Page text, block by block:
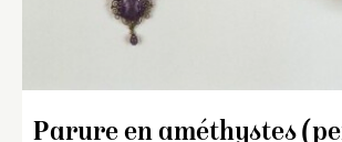
Parure en améthystes